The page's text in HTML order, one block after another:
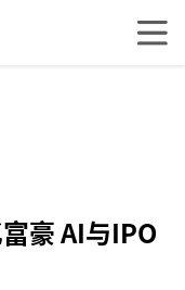
豪 AI与IPO